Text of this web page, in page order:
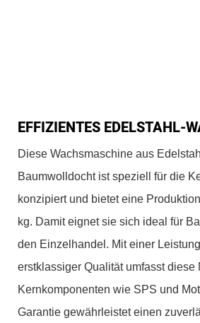
EFFIZIENTES EDELSTAHL-
Diese Wachsmaschine aus
Baumwolldocht ist speziell für die
konzipiert und bietet eine
kg. Damit eignet sie sich ideal für
den Einzelhandel. Mit einer
erstklassiger Qualität umfasst diese
Kernkomponenten wie SPS und
Garantie gewährleistet einen